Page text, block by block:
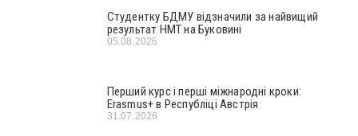
Студентку БДМУ відзначили за найвищий
результат НМТ на Буковині
05.08.2026
Перший курс і перші міжнародні кроки:
Erasmus+ в Республіці Австрія
31.07.2026